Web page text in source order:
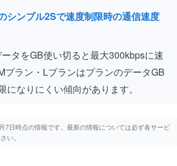
シンプル2Sで速度制限時の通信速度
タをGB使い切ると最大300kbpsに速
プラン・LプランはプランのデータGB
になりにくい傾向があります。
7日時点の情報です。最新の情報については必ず各サービ
い。